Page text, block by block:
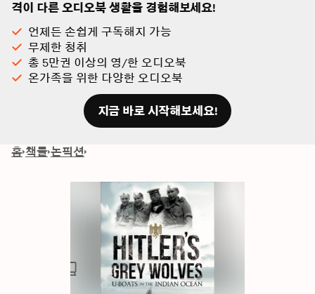
격이 다른 오디오북 생활을 경험해보세요!
언제든 손쉽게 구독해지 가능
무제한 청취
총 5만권 이상의 영/한 오디오북
온가족을 위한 다양한 오디오북
지금 바로 시작해보세요!
홈 책들 논픽션